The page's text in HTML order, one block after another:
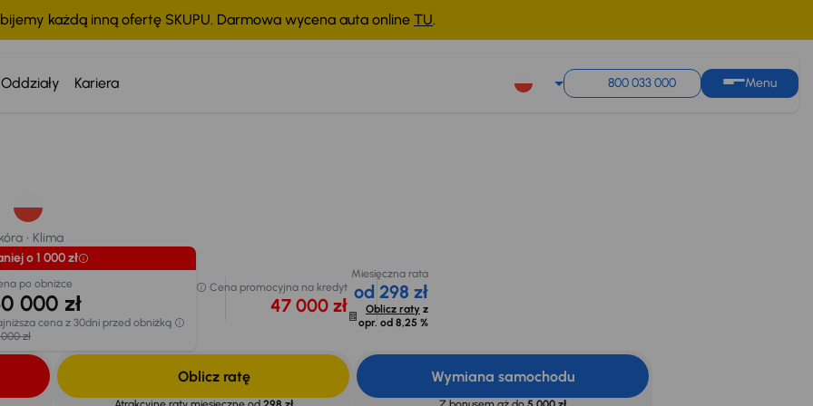
każdą inną ofertę SKUPU. Darmowa wycena auta online TU.
Oddziały Kariera 800 033 000 Menu
Klima
o 1 000 zł
po obniżce
000 zł
cena z 30dni przed obniżką
000 zł
Cena promocyjna na kredyt
47 000 zł
Miesięczna rata
od 298 zł
Oblicz raty z
opr. od 8,25 %
Oblicz ratę Wymiana samochodu